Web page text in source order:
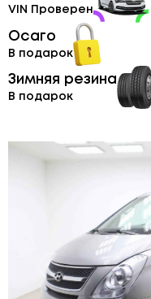
VIN Проверен
Осаго
В подарок
Зимняя резина
В подарок